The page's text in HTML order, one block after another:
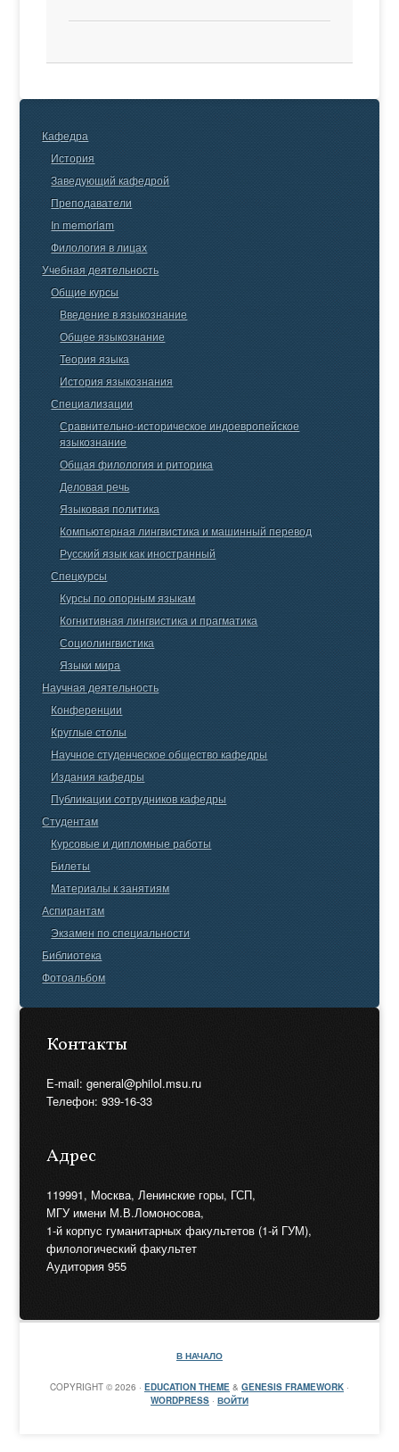
Кафедра
История
Заведующий кафедрой
Преподаватели
In memoriam
Филология в лицах
Учебная деятельность
Общие курсы
Введение в языкознание
Общее языкознание
Теория языка
История языкознания
Специализации
Сравнительно-историческое индоевропейское
языкознание
Общая филология и риторика
Деловая речь
Языковая политика
Компьютерная лингвистика и машинный перевод
Русский язык как иностранный
Спецкурсы
Курсы по опорным языкам
Когнитивная лингвистика и прагматика
Социолингвистика
Языки мира
Научная деятельность
Конференции
Круглые столы
Научное студенческое общество кафедры
Издания кафедры
Публикации сотрудников кафедры
Студентам
Курсовые и дипломные работы
Билеты
Материалы к занятиям
Аспирантам
Экзамен по специальности
Библиотека
Фотоальбом
Контакты
E-mail: general@philol.msu.ru
Телефон: 939-16-33
Адрес
119991, Москва, Ленинские горы, ГСП,
МГУ имени М.В.Ломоносова,
1-й корпус гуманитарных факультетов (1-й ГУМ),
филологический факультет
Аудитория 955
В НАЧАЛО
COPYRIGHT © 2026 · EDUCATION THEME & GENESIS FRAMEWORK ·
WORDPRESS · ВОЙТИ